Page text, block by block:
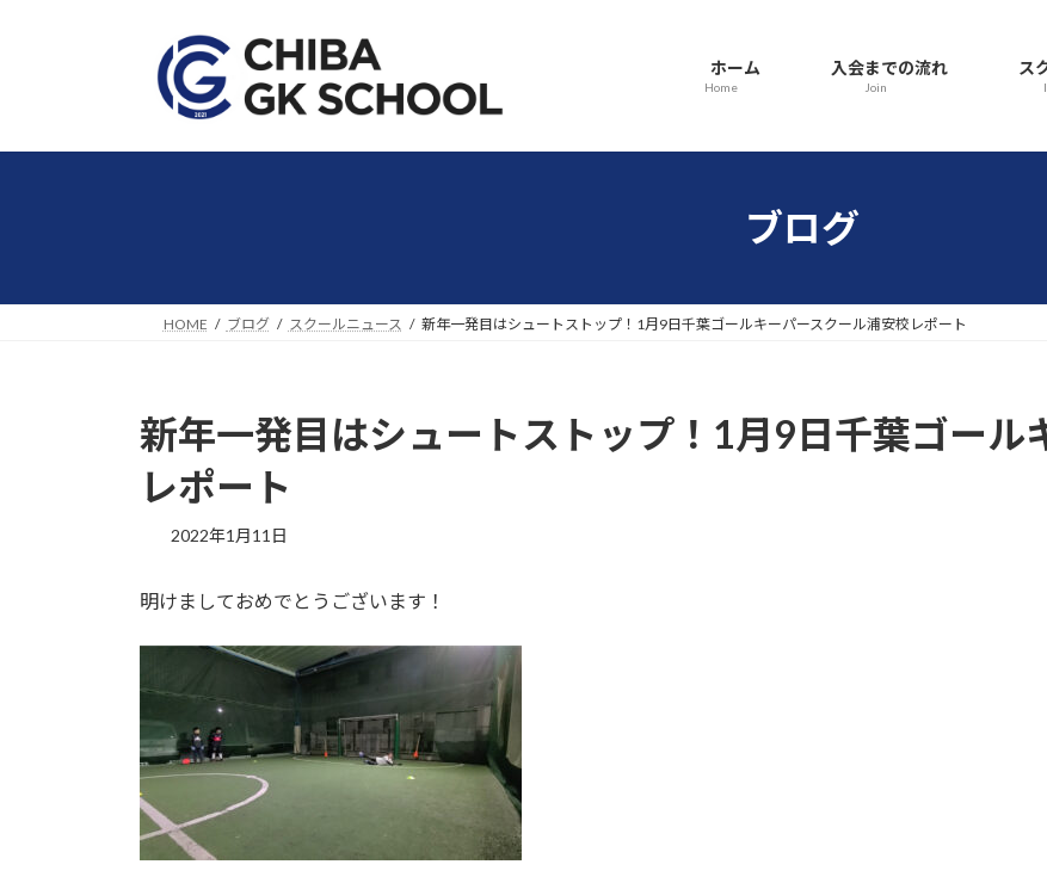
へ
ョ
ホーム
Home
入会までの流れ
Join
ス
ブログ
HOME ブログ スクールニュース 新年一発目はシュートストップ！1月9日千葉ゴールキーパースクール浦安校レポート
新年一発目はシュートストップ！1月9日千葉ゴール
レポート
2022年1月11日
明けましておめでとうございます！